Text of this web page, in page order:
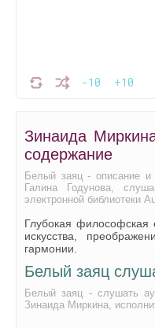
-10 +10
Зинаида
содержание
Белый заяц - описание и
Галина Годунова,
электронной библиотеки
Глубокая философская
искусства,
гармонии.
Белый заяц
Белый заяц - слушать
Зинаида Миркина,